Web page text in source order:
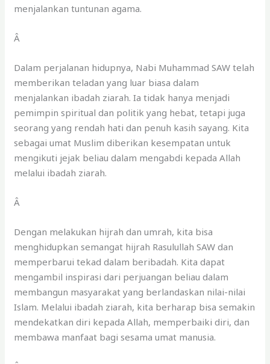
menjalankan tuntunan agama.
Â
Dalam perjalanan hidupnya, Nabi Muhammad SAW telah
memberikan teladan yang luar biasa dalam
menjalankan ibadah ziarah. Ia tidak hanya menjadi
pemimpin spiritual dan politik yang hebat, tetapi juga
seorang yang rendah hati dan penuh kasih sayang. Kita
sebagai umat Muslim diberikan kesempatan untuk
mengikuti jejak beliau dalam mengabdi kepada Allah
melalui ibadah ziarah.
Â
Dengan melakukan hijrah dan umrah, kita bisa
menghidupkan semangat hijrah Rasulullah SAW dan
memperbarui tekad dalam beribadah. Kita dapat
mengambil inspirasi dari perjuangan beliau dalam
membangun masyarakat yang berlandaskan nilai-nilai
Islam. Melalui ibadah ziarah, kita berharap bisa semakin
mendekatkan diri kepada Allah, memperbaiki diri, dan
membawa manfaat bagi sesama umat manusia.